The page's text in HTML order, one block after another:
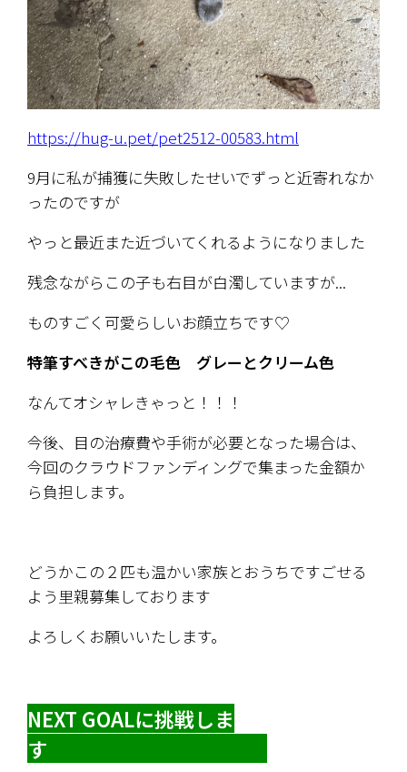
https://hug-u.pet/pet2512-00583.html
9月に私が捕獲に失敗したせいでずっと近寄れなか
ったのですが
やっと最近また近づいてくれるようになりました
残念ながらこの子も右目が白濁していますが...
ものすごく可愛らしいお顔立ちです♡
特筆すべきがこの毛色　グレーとクリーム色
なんてオシャレきゃっと！！！
今後、目の治療費や手術が必要となった場合は、
今回のクラウドファンディングで集まった金額か
ら負担します。
どうかこの２匹も温かい家族とおうちですごせる
よう里親募集しております
よろしくお願いいたします。
NEXT GOALに挑戦しま
す